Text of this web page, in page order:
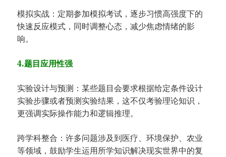
模拟实战：定期参加模拟考试，逐步习惯高强度下的
快速反应模式，同时调整心态，减少焦虑情绪的影
响。
4.题目应用性强
实验设计与预测：某些题目会要求根据给定条件设计
实验步骤或者预测实验结果，这不仅考验理论知识，
更强调实际操作能力和逻辑推理。
跨学科整合：许多问题涉及到医疗、环境保护、农业
等领域，鼓励学生运用所学知识解决现实世界中的复